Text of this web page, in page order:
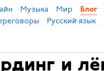
Музыка Мир
Блог
Русский язык
и